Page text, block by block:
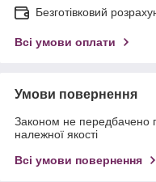
Безготівковий
Всі умови оплати
Умови повернення
Законом не передбачено
належної якості
Всі умови повернення